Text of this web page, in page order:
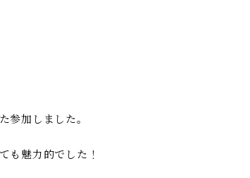
参加しました。
も魅力的でした！